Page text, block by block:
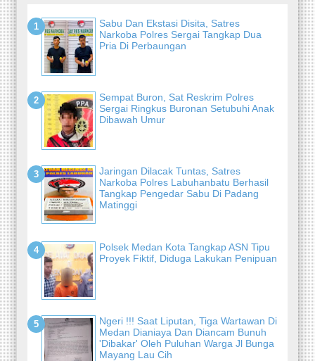
Sabu Dan Ekstasi Disita, Satres
Narkoba Polres Sergai Tangkap Dua
Pria Di Perbaungan
Sempat Buron, Sat Reskrim Polres
Sergai Ringkus Buronan Setubuhi Anak
Dibawah Umur
Jaringan Dilacak Tuntas, Satres
Narkoba Polres Labuhanbatu Berhasil
Tangkap Pengedar Sabu Di Padang
Matinggi
Polsek Medan Kota Tangkap ASN Tipu
Proyek Fiktif, Diduga Lakukan Penipuan
Ngeri !!! Saat Liputan, Tiga Wartawan Di
Medan Dianiaya Dan Diancam Bunuh
'Dibakar' Oleh Puluhan Warga Jl Bunga
Mayang Lau Cih